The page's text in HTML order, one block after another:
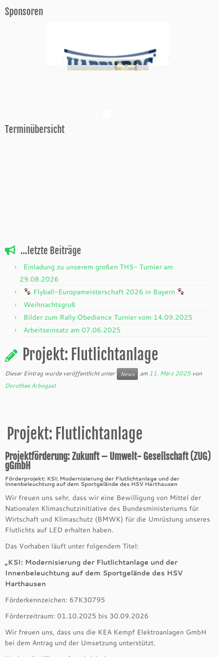
Sponsoren
Terminübersicht
…letzte Beiträge
Einladung zu unserem großen THS- Turnier am
29.08.2026
Flyball-Europameisterschaft 2026 in Bayern
Weihnachtsgruß
Bilder zum Rally Obedience Turnier vom 14.09.2025
Arbeitseinsatz am 07.06.2025
Projekt: Flutlichtanlage
Dieser Eintrag wurde veröffentlicht unter News am 11. März 2025 von
Dorothee Arbogast
Projekt: Flutlichtanlage
Projektförderung: Zukunft – Umwelt- Gesellschaft (ZUG)
gGmbH
Förderprojekt: KSI: Modernisierung der Flutlichtanlage und der
Innenbeleuchtung auf dem Sportgelände des HSV Harthausen
Wir freuen uns sehr, dass wir eine Bewilligung von Mittel der
Nationalen Klimaschutzinitiative des Bundesministeriums für
Wirtschaft und Klimaschutz (BMWK) für die Umrüstung unseres
Flutlichts auf LED erhalten haben.
Das Vorhaben läuft unter folgendem Titel:
„KSI: Modernisierung der Flutlichtanlage und der
Innenbeleuchtung auf dem Sportgelände des HSV
Harthausen
Förderkennzeichen: 67K30795
Förderzeitraum: 01.10.2025 bis 30.09.2026
Wir freuen uns, dass uns die KEA Kempf Elektroanlagen GmbH
bei dem Antrag und der Umsetzung unterstützt.